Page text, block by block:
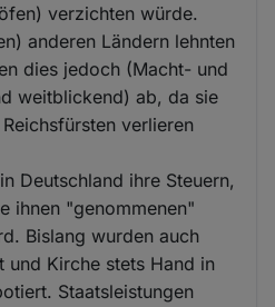
verzichten würde.
anderen Ländern lehnten
dies jedoch (Macht- und
weitblickend) ab, da sie
verlieren
Deutschland ihre Steuern,
ihnen "genommenen"
Bislang wurden auch
und Kirche stets Hand in
Staatsleistungen